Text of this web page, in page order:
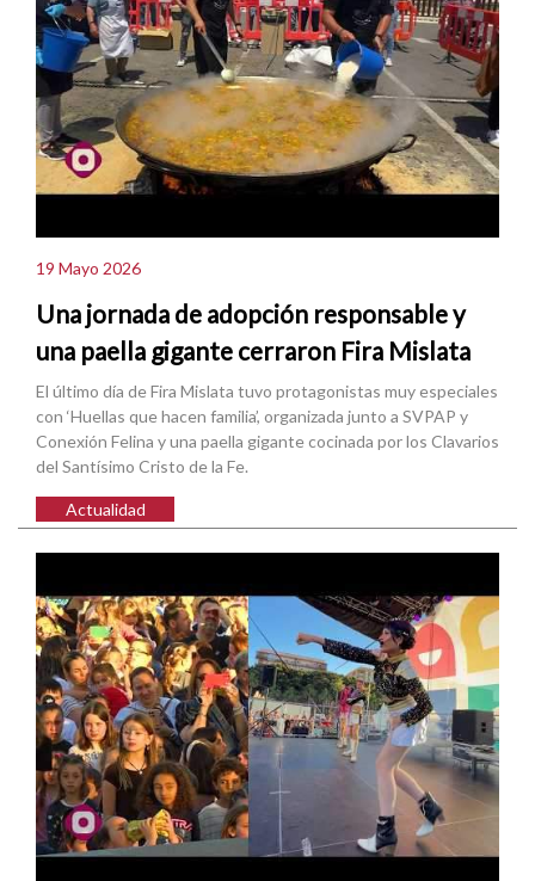
19 Mayo 2026
Una jornada de adopción responsable y
una paella gigante cerraron Fira Mislata
El último día de Fira Mislata tuvo protagonistas muy especiales
con ‘Huellas que hacen familia’, organizada junto a SVPAP y
Conexión Felina y una paella gigante cocinada por los Clavarios
del Santísimo Cristo de la Fe.
Actualidad